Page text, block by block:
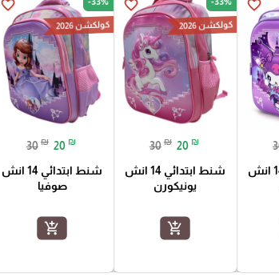
favorite_border
شنط ابتدائي 14 انش
favorite_border
كولكشن 2026
30 ₪ 20 ₪
شنط ابتدائي 14 انش
يونيكورن
add_shopping_cart
favorite_border
كولكشن 2026
30 ₪ 20 ₪
شنط ابتدائي 14 انش
صوفيا
add_shopping_cart